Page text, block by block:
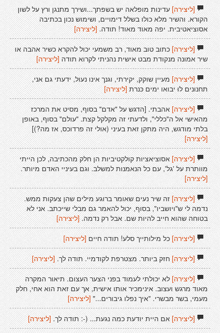
[ליצירה]עדינות מופלאה יש בשפתך...ושירך מתנגן ורץ על לשון
הקורא. והשיר מלא כולו בשלל דימויים, ושימוש נכון בכתיבה
אסוציאטיבית. יפה מאוד מאוד! תודה. [ליצירה]
[ליצירה]כתוב טוב מאוד, רב משמעי יכול להקרא כשיר אהבה או
שיר אמונה מנקודת מבט אישית נהניתי לקרוא תודה [ליצירה]
[ליצירה]מעיין שוקק, יקירתי, וגנך אינו נעול, ידעתי גם אני,
תחנונים לוּ יבואו ימים כּנרת[ליצירה]
[ליצירה]אהבתי. [הדגש על "אדם" בסוף, מסיט את המרכז
מהאישי אל ה"כללי", ולדעתי זה מקלקל קצת. "עולם" בסוף, באופן
בלתי מודגש, היה מתקן זאת בעיני (אולי זה פרדוכס, אז מה?)]
[ליצירה]
[ליצירה]אסוציאציות קולקטיביות הן חלק מהכתיבה, לכן הייתי
מוותרת על 'גל', עם כל הנאמנות למשלב. וגם בעיניי האדם מיותר.
[ליצירה]
[ליצירה]זה שיר נעים שאומר ברוגע מילים שהן צעקות ממש.
נדמה לי ש"ויושביו", בסוף, יכול להאמר גם מבלי שייכתב. אני לא
בטוחה שהוא חייב להיות שם. אבל רק נדמה. [ליצירה]
[ליצירה]כל מילותייך סלע! תודה חיים [ליצירה]
[ליצירה]חזק ביותר. מצטרפת לקודמיי. תודה לך. [ליצירה]
[ליצירה]לא יכולתי לעמוד בפני הצער העצום. תיאור המקרה
מאוד מרגש ועצוב. אינימכיר אותו אישית, אך עם זאת הוא אחי, חלק
מעמי, בשר מבשרי. "איך נפלו גיבורים..." [ליצירה]
[ליצירה]אם היית יודעת כמה נגעת... (-: תודה לך. [ליצירה]